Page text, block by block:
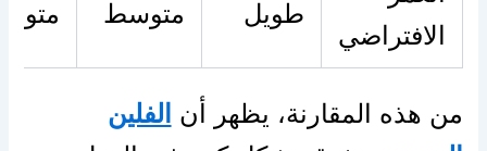
الافتراضي
طويل متوسط
من هذه المقارنة، يظهر أن الفلين